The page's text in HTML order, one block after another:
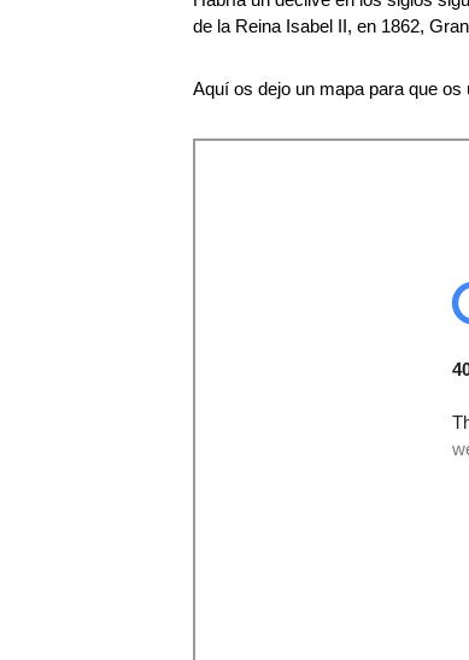
de la Reina Isabel II, en 1862,
Aquí os dejo un mapa para que